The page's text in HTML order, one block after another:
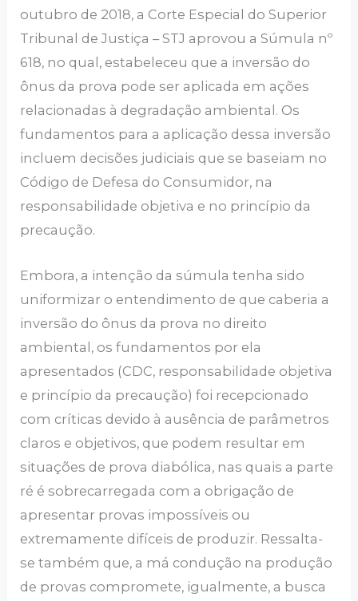
outubro de 2018, a Corte Especial do Superior
Tribunal de Justiça – STJ aprovou a Súmula nº
618, no qual, estabeleceu que a inversão do
ônus da prova pode ser aplicada em ações
relacionadas à degradação ambiental. Os
fundamentos para a aplicação dessa inversão
incluem decisões judiciais que se baseiam no
Código de Defesa do Consumidor, na
responsabilidade objetiva e no princípio da
precaução.
Embora, a intenção da súmula tenha sido
uniformizar o entendimento de que caberia a
inversão do ônus da prova no direito
ambiental, os fundamentos por ela
apresentados (CDC, responsabilidade objetiva
e princípio da precaução) foi recepcionado
com críticas devido à ausência de parâmetros
claros e objetivos, que podem resultar em
situações de prova diabólica, nas quais a parte
ré é sobrecarregada com a obrigação de
apresentar provas impossíveis ou
extremamente difíceis de produzir. Ressalta-
se também que, a má condução na produção
de provas compromete, igualmente, a busca